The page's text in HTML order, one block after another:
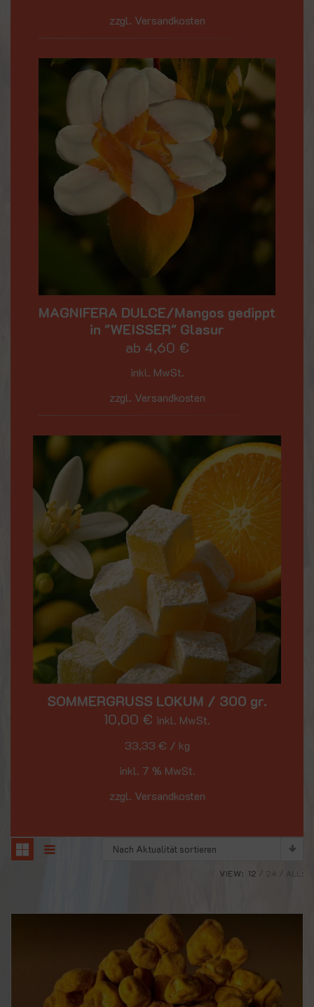
Nach Aktualität sortieren
VIEW: 12 24 ALL:
zzgl. Versandkosten
MAGNIFERA DULCE/Mangos gedippt
in "WEISSER" Glasur
ab 4,60 €
inkl. MwSt.
zzgl. Versandkosten
SOMMERGRUSS LOKUM / 300 gr.
10,00 € inkl. MwSt.
33,33 € / kg
inkl. 7 % MwSt.
zzgl. Versandkosten